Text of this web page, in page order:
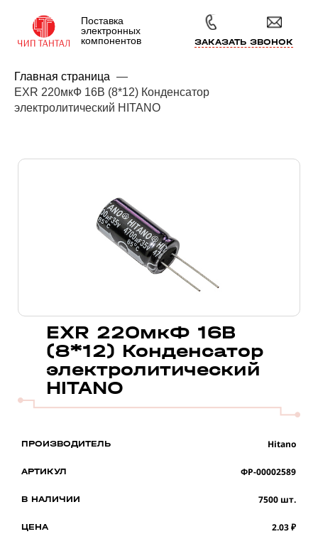
Поставка
электронных
компонентов
ЗАКАЗАТЬ ЗВОНОК
Главная страница —
EXR 220мкФ 16В (8*12) Конденсатор
электролитический HITANO
EXR 220мкФ 16В
(8*12) Конденсатор
электролитический
HITANO
ПРОИЗВОДИТЕЛЬ Hitano
АРТИКУЛ ФР-00002589
В НАЛИЧИИ 7500 шт.
ЦЕНА 2.03 ₽